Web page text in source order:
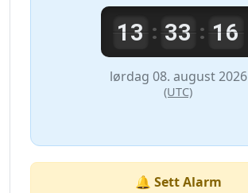
13: 33: 16
lørdag 08. august 2026
(UTC)
🔔 Sett Alarm